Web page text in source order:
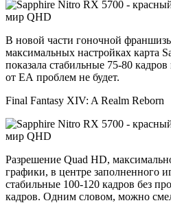
В новой части гоночной
максимальных настройках карта
показала стабильные 75-80
от ЕА проблем не будет.
Final Fantasy XIV: A Realm Reborn
Разрешение Quad HD,
графики, в центре заполненного
стабильные 100-120 кадров без
кадров. Одним словом, можно